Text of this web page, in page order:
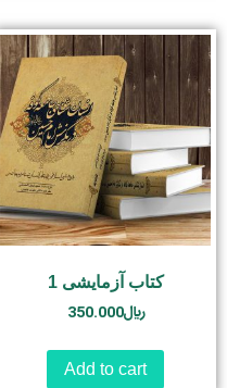
کتاب آزمایشی 1
﷼350.000
Add to cart